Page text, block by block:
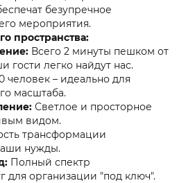
безупречное
мероприятия.
пространства:
Всего 2 минуты пешком от
гости легко найдут нас.
человек – идеально для
масштаба.
Светлое и просторное
видом.
трансформации
нужды.
Полный спектр
для организации "под ключ".